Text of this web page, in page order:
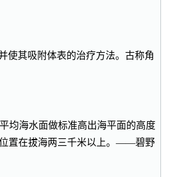
使其吸附体表的治疗方法。古称角
平均海水面做标准高出海平面的高度
置在拔海两三千米以上。——碧野